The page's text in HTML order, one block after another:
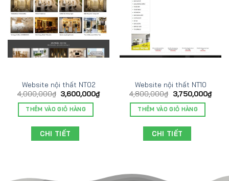
Website nội thất NT02
4,000,000₫ 3,600,000₫
THÊM VÀO GIỎ HÀNG
CHI TIẾT
Website nội thất NT10
4,800,000₫ 3,750,000₫
THÊM VÀO GIỎ HÀNG
CHI TIẾT